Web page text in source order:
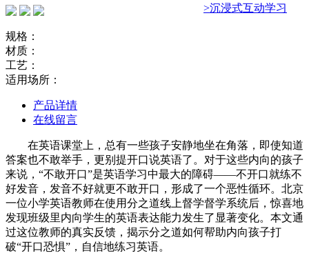
>沉浸式互动学习
规格：
材质：
工艺：
适用场所：
产品详情
在线留言
在英语课堂上，总有一些孩子安静地坐在角落，即使知道
答案也不敢举手，更别提开口说英语了。对于这些内向的孩子
来说，“不敢开口”是英语学习中最大的障碍——不开口就练不
好发音，发音不好就更不敢开口，形成了一个恶性循环。北京
一位小学英语教师在使用分之道线上督学督学系统后，惊喜地
发现班级里内向学生的英语表达能力发生了显著变化。本文通
过这位教师的真实反馈，揭示分之道如何帮助内向孩子打
破“开口恐惧”，自信地练习英语。